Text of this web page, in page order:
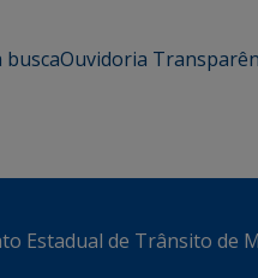
buscaOuvidoria
Estadual de Trânsito de